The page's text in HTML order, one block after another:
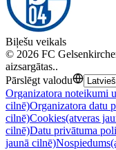
Biļešu veikals
© 2026 FC
aizsargātas..
Pārslēgt valodu
Organizatora noteikumi
cilnē)Organizatora datu
cilnē)Cookies(atveras
cilnē)Datu privātuma
jaunā cilnē)Nospiedums